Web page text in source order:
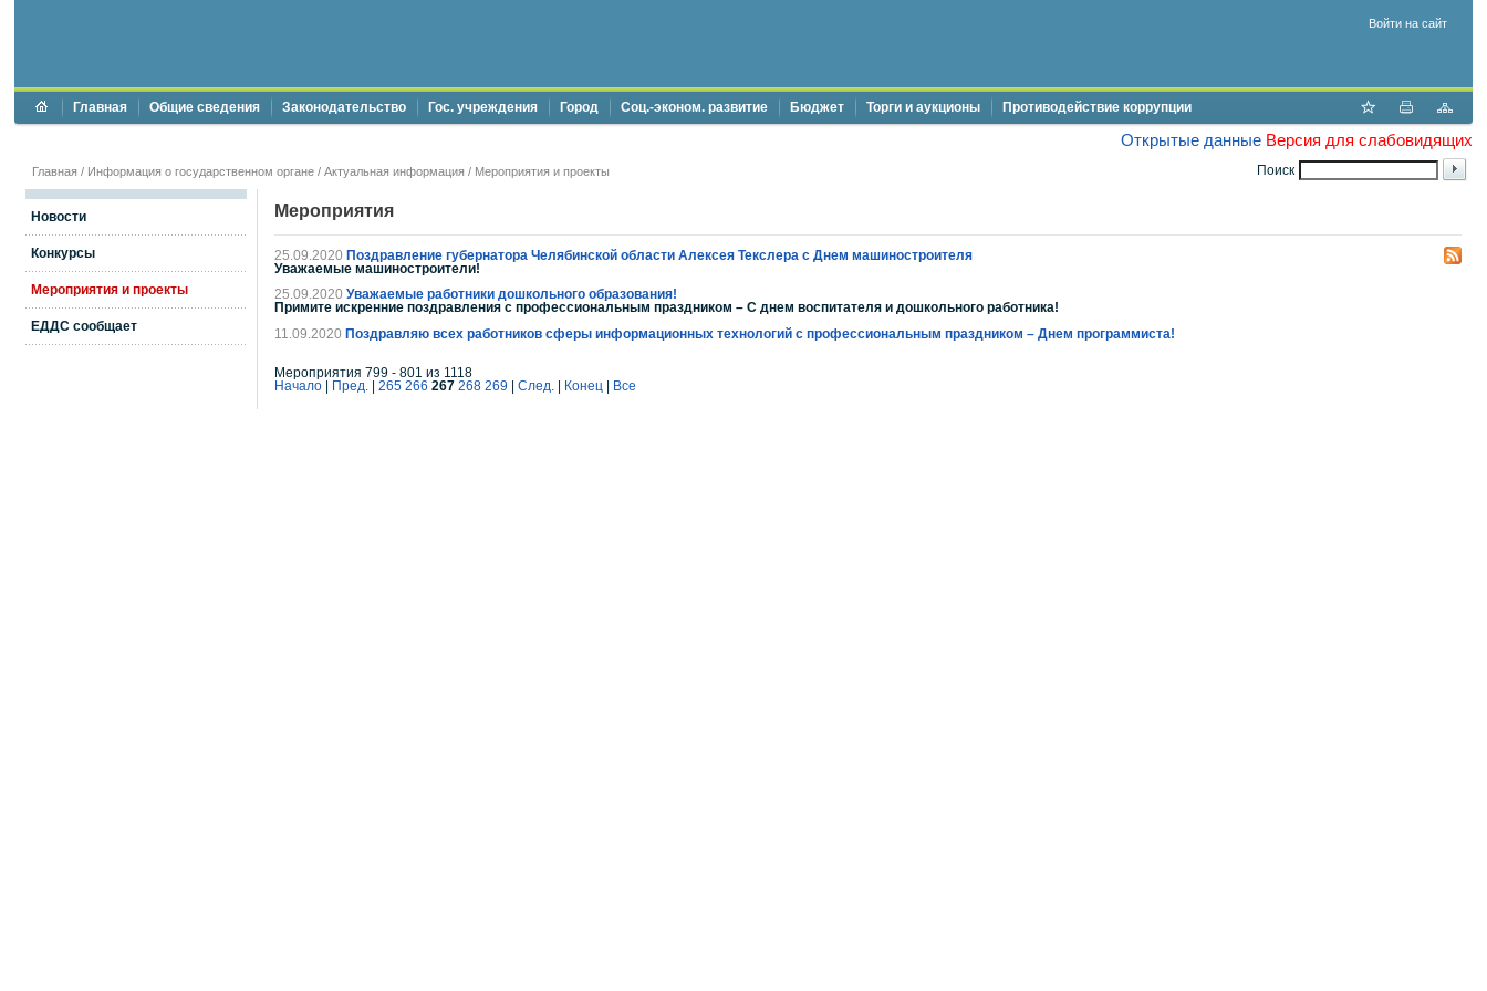
Войти на сайт
Главная Общие сведения Законодательство Гос. учреждения Город Соц.-эконом. развитие Бюджет Торги и аукционы Противодействие коррупции
Открытые данные Версия для слабовидящих
Поиск
Главная / Информация о государственном органе / Актуальная информация / Мероприятия и проекты
Новости
Конкурсы
Мероприятия и проекты
ЕДДС сообщает
Мероприятия
25.09.2020 Поздравление губернатора Челябинской области Алексея Текслера с Днем машиностроителя
Уважаемые машиностроители!
25.09.2020 Уважаемые работники дошкольного образования!
Примите искренние поздравления с профессиональным праздником – С днем воспитателя и дошкольного работника!
11.09.2020 Поздравляю всех работников сферы информационных технологий с профессиональным праздником – Днем программиста!
Мероприятия 799 - 801 из 1118
Начало
Пред. 265 266 267 268 269 След. Конец Все